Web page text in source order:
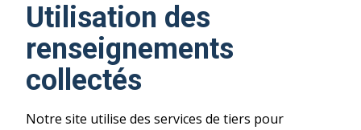
Utilisation des
renseignements
collectés
Notre site utilise des services de tiers pour